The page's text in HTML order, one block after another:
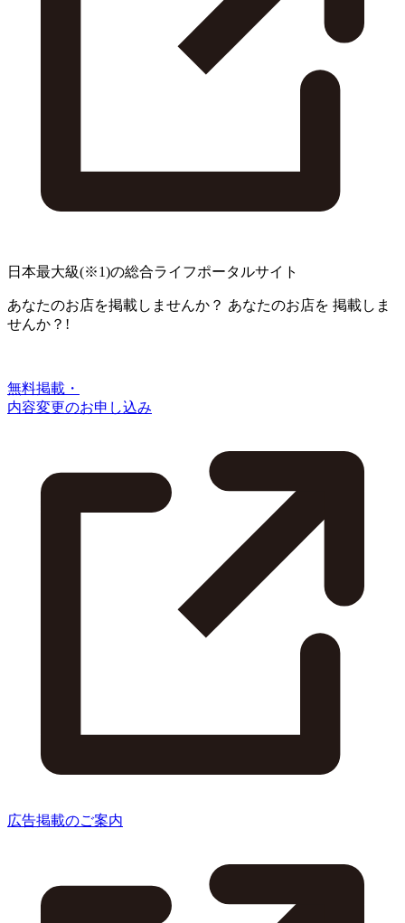
日本最大級(※1)の総合ライフポータルサイト
あなたのお店を掲載しませんか？ あなたのお店を 掲載しま
せんか？!
無料掲載・
内容変更のお申し込み
広告掲載のご案内